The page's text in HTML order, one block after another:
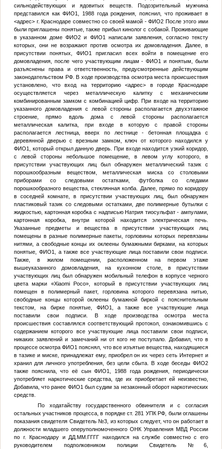
сильнодействующих и ядовитых веществ. Подозрительный мужчина
представился какФИО1
, 1988 года рождения, пояснил, что проживает в
<адрес>г. Краснодаре совместно со своей мамой -ФИО2 После этого ими
были приглашены понятые, также прибыл кинолог с собакой. Проживающие
в указанном домеФИО2 и ФИО1
написали заявления, согласно тексту
которых, они не возражают против осмотра их домовладения. Далее, в
присутствии понятых,ФИО1
пригласил всех войти в помещение его
домовладения, после чего участвующим лицам -ФИО1 и понятым, были
разъяснены права и ответственность, предусмотренные действующим
законодательством РФ. В ходе производства осмотра места происшествия
установлено, что вход на территорию<адрес> в городе Краснодаре
осуществляется через металлическую калитку с механическим
комбинированным замком с комбинацией цифр. При входе на территорию
указанного домовладения с левой стороны располагается двухэтажное
строение, прямо вдоль дома с левой стороны располагается
металлическая калитка, при входе в которую с правой стороны
располагается лестница, вверх по лестнице - бетонная площадка с
деревянной дверью с врезным замком, ключ от которого находился у
ФИО1
, который открыл данную дверь. При входе находится узкий коридор,
с левой стороны небольшое помещение, в левом углу которого, в
присутствии участвующих лиц был обнаружен металлический тазик с
порошкообразным веществом, металлическая миска со столовыми
приборами со следовыми остатками, футболка со следами
порошкообразного вещества, стеклянная колба. Далее, прямо по коридору
в соседней комнате, в присутствии участвующих лиц, был обнаружен
пластиковый тазик со следовыми остатками, две полимерные бутылки с
жидкостью, картонная коробка с надписью Натрия тиосульфат - ампулами,
картонная коробка, внутри которой находится электрическая печь.
Указанные предметы и вещества в присутствии участвующих лиц
помещены в разные полимерные пакеты, горловины которых перевязаны
нитями, а свободные концы их оклеены бумажными бирками, на которых
понятые, ФИО1
, а также все участвующие лица поставили свои подписи.
Также, в жилом помещении, расположенном на первом этаже
вышеуказанного домовладения, на кухонном столе, в присутствии
участвующих лиц был обнаружен мобильный телефон в корпусе черного
цвета марки «Xiaomi Poco», который в присутствии участвующих лиц
помещен в полимерный пакет, горловина которого перевязана нитью,
свободные концы которой оклеены бумажной биркой с пояснительным
текстом, на бирке понятые, ФИО1
, а также все участвующие лица
поставили свои подписи. В ходе производства осмотра места
происшествия составлялся соответствующий протокол, ознакомившись с
содержанием которого все участвующие лица поставили свои подписи,
никаких заявлений и замечаний ни от кого не поступало. Добавил, что в
процессе осмотраФИО1 пояснял, что все изъятые вещества, находящиеся
в тазике и миске, принадлежат ему, приобрел он их через сеть Интернет и
хранил для личного употребления, без цели сбыта. В ходе беседыФИО2
также пояснила, что её сынФИО1
, 1988 года рождения, периодически
употребляет наркотические средства, где их приобретает ей неизвестно,
Добавила, что ранее ФИО1 был судим за незаконный оборот наркотических
средств.
По ходатайству государственного обвинителя и с согласия
остальных участников процесса, в порядке ст. 281 УПК РФ, были оглашены
показания свидетеля Свидетель №3 , из которых следует, что он работает в
должности младшего оперуполномоченного ОНК Управления МВД России
по г. Краснодару и ДД.ММ.ГГГГ находился на службе совместно с его
руководителем подполковником полицииСвидетель №6